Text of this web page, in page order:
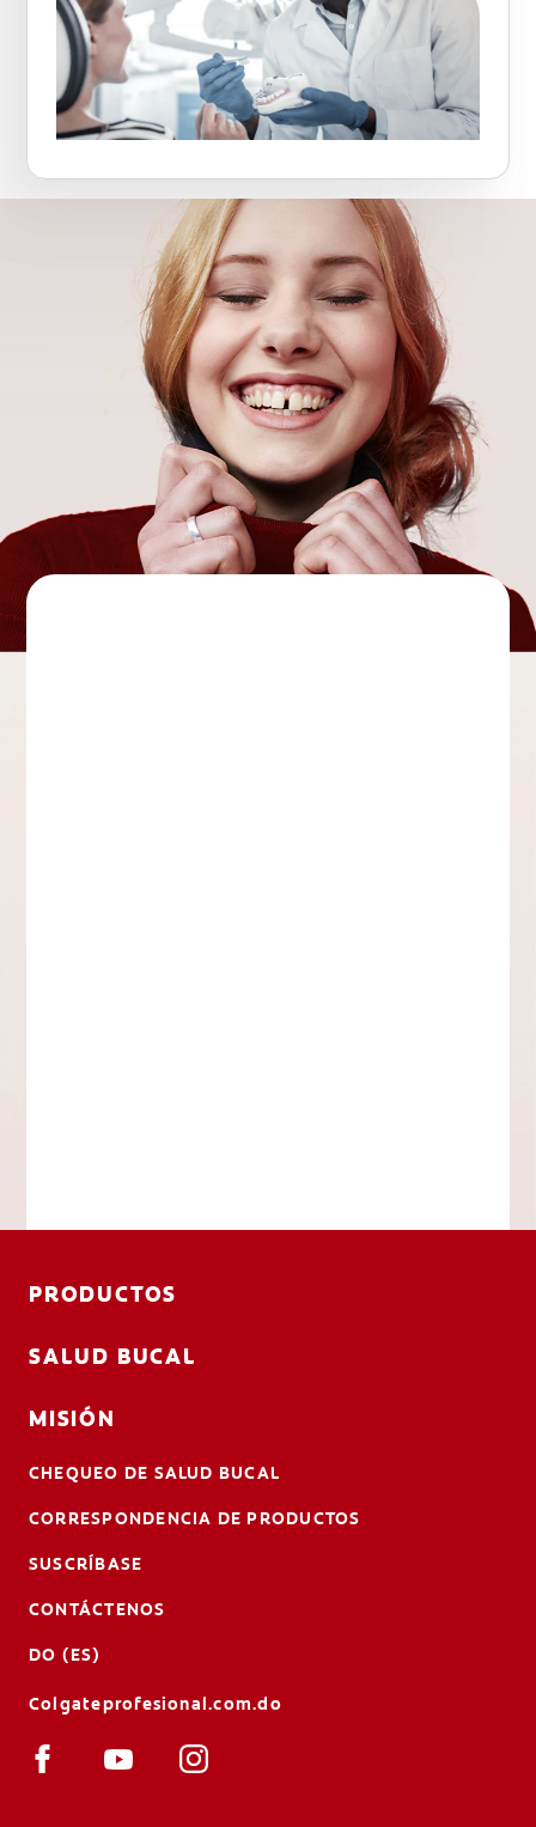
PRODUCTOS
SALUD BUCAL
MISIÓN
CHEQUEO DE SALUD BUCAL
CORRESPONDENCIA DE PRODUCTOS
SUSCRÍBASE
CONTÁCTENOS
DO (ES)
Colgateprofesional.com.do